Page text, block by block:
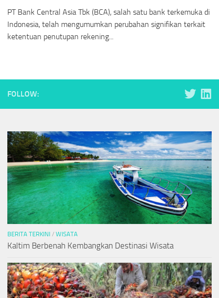
PT Bank Central Asia Tbk (BCA), salah satu bank terkemuka di
Indonesia, telah mengumumkan perubahan signifikan terkait
ketentuan penutupan rekening...
FOLLOW:
BERITA TERKINI / WISATA
Kaltim Berbenah Kembangkan Destinasi Wisata